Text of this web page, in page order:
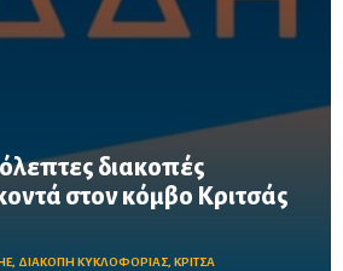
διακοπές
στον κόμβο Κριτσάς
, ΔΙΑΚΟΠΗ ΚΥΚΛΟΦΟΡΙΑΣ, ΚΡΙΤΣΑ
θα πραγματοποιηθούν στις 10:00
κοντά στην Αμμουδάρα και στη σήραγγα
λόγω εργασιών για έργο του ΔΕΔΔΗΕ.